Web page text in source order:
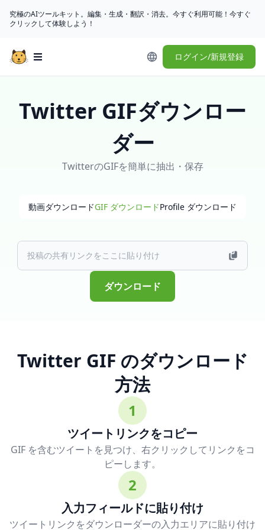
究極のAIツールキット。編集・生成・翻訳・消去。今すぐ利用可能！今すぐ
クリックして体験しよう！
Open main menu ログイン/新規登録
Twitter GIFダウンロー
ダー
TwitterのGIFを簡単に抽出・保存
動画ダウンロードGIF ダウンロードProfile ダウンロード
ダウンロード
Twitter GIF のダウンロード
方法
1
ツイートリンクをコピー
GIF を含むツイートを見つけ、右クリックしてリンクをコ
ピーします。
2
入力フィールドに貼り付け
ツイートリンクをダウンローダーの入力エリアに貼り付け